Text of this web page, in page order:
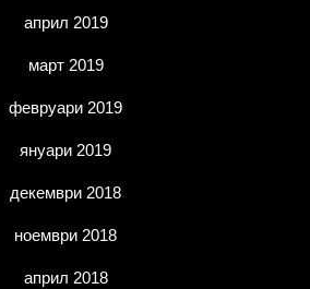
април 2019
март 2019
февруари 2019
януари 2019
декември 2018
ноември 2018
април 2018